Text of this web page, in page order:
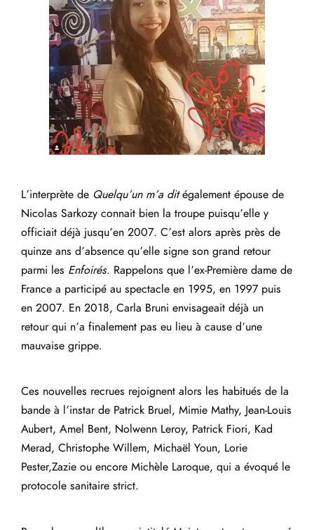
L’interprète de Quelqu’un m’a ditégalement épouse de
Nicolas Sarkozy connait bien la troupe puisqu’elle y
officiait déjà jusqu’en 2007. C’est alors après près de
quinze ans d’absence qu’elle signe son grand retour
parmi les Enfoirés. Rappelons que l’ex-Première dame de
France a participé au spectacle en 1995, en 1997 puis
en 2007. En 2018, Carla Bruni envisageait déjà un
retour qui n’a finalement pas eu lieu à cause d’une
mauvaise grippe.
Ces nouvelles recrues rejoignent alors les habitués de la
bande à l’instar de Patrick Bruel, Mimie Mathy, Jean-Louis
Aubert, Amel Bent, Nolwenn Leroy, Patrick Fiori, Kad
Merad, Christophe Willem, Michaël Youn, Lorie
Pester,Zazie ou encore Michèle Laroque, qui a évoqué le
protocole sanitaire strict.